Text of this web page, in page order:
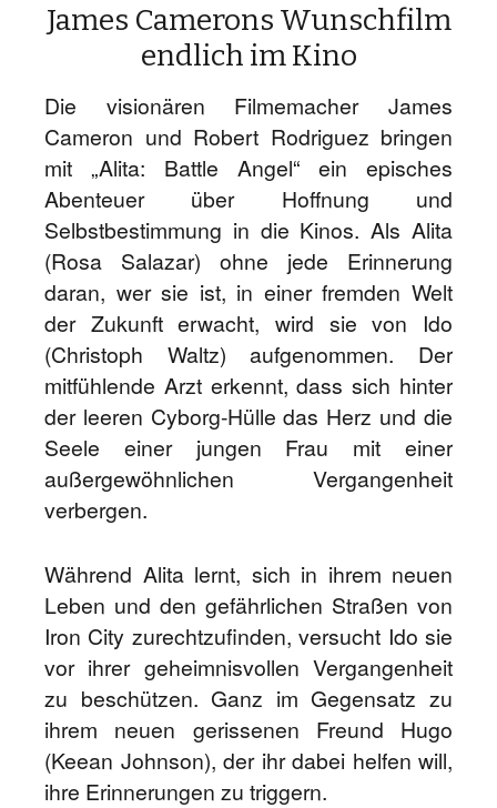
James Camerons Wunschfilm
endlich im Kino
Die visionären Filmemacher James
Cameron und Robert Rodriguez bringen
mit „Alita: Battle Angel“ ein episches
Abenteuer über Hoffnung und
Selbstbestimmung in die Kinos. Als Alita
(Rosa Salazar) ohne jede Erinnerung
daran, wer sie ist, in einer fremden Welt
der Zukunft erwacht, wird sie von Ido
(Christoph Waltz) aufgenommen. Der
mitfühlende Arzt erkennt, dass sich hinter
der leeren Cyborg-Hülle das Herz und die
Seele einer jungen Frau mit einer
außergewöhnlichen Vergangenheit
verbergen.
Während Alita lernt, sich in ihrem neuen
Leben und den gefährlichen Straßen von
Iron City zurechtzufinden, versucht Ido sie
vor ihrer geheimnisvollen Vergangenheit
zu beschützen. Ganz im Gegensatz zu
ihrem neuen gerissenen Freund Hugo
(Keean Johnson), der ihr dabei helfen will,
ihre Erinnerungen zu triggern.